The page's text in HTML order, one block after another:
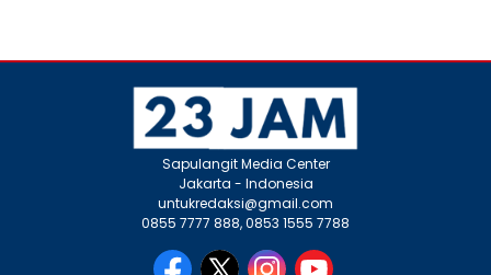
Sapulangit Media Center
Jakarta - Indonesia
untukredaksi@gmail.com
0855 7777 888, 0853 1555 7788